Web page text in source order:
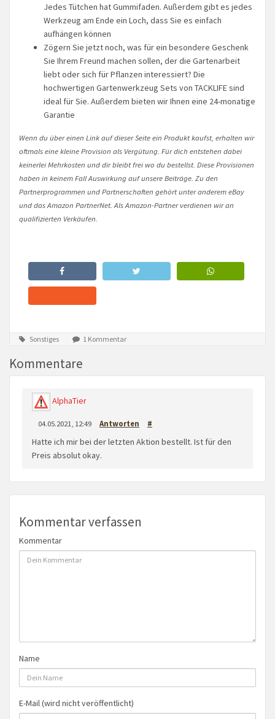
Jedes Tütchen hat Gummifaden. Außerdem gibt es jedes
Werkzeug am Ende ein Loch, dass Sie es einfach
aufhängen können
Zögern Sie jetzt noch, was für ein besondere Geschenk
Sie Ihrem Freund machen sollen, der die Gartenarbeit
liebt oder sich für Pflanzen interessiert? Die
hochwertigen Gartenwerkzeug Sets von TACKLIFE sind
ideal für Sie. Außerdem bieten wir Ihnen eine 24-monatige
Garantie
Wenn du über einen Link auf dieser Seite ein Produkt kaufst, erhalten wir
oftmals eine kleine Provision als Vergütung. Für dich entstehen dabei
keinerlei Mehrkosten und dir bleibt frei wo du bestellst. Diese Provisionen
haben in keinem Fall Auswirkung auf unsere Beiträge. Zu den
Partnerprogrammen und Partnerschaften gehört unter anderem eBay
und das Amazon PartnerNet. Als Amazon-Partner verdienen wir an
qualifizierten Verkäufen.
Sonstiges 1 Kommentar
Kommentare
AlphaTier
04.05.2021, 12:49 Antworten #
Hatte ich mir bei der letzten Aktion bestellt. Ist für den
Preis absolut okay.
Kommentar verfassen
Kommentar
Name
E-Mail (wird nicht veröffentlicht)